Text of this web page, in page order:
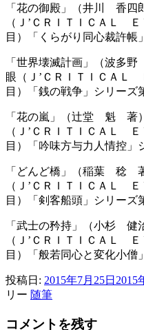
「花の御殿」（井川 香
（Ｊ’ＣＲＩＴＩＣＡＬ
目）「くらがり同心裁許帳
「世界壊滅計画」（波
眼（Ｊ’ＣＲＩＴＩＣＡ
目）「銭の戦争」シリーズ
「花の嵐」（辻堂 魁 著
（Ｊ’ＣＲＩＴＩＣＡＬ
目）「吟味方与力人情控」
「どんど橋」（稲葉 稔
（Ｊ’ＣＲＩＴＩＣＡＬ
目）「剣客船頭」シリーズ
「武士の矜持」（小杉
（Ｊ’ＣＲＩＴＩＣＡＬ
目）「般若同心と変化小僧
投稿日: 2015年7月25日 2015
リー 随筆
コメントを残す